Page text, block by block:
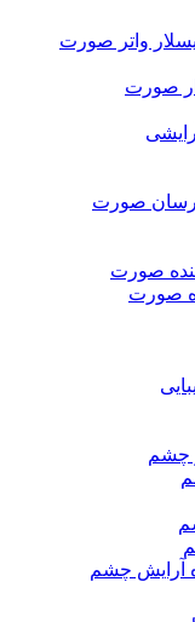
واتر صورت
صورت
صورت
صورت
صورت
چشم
آرایش چشم